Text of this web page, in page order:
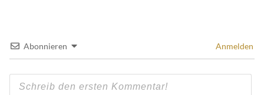
Abonnieren Anmelden